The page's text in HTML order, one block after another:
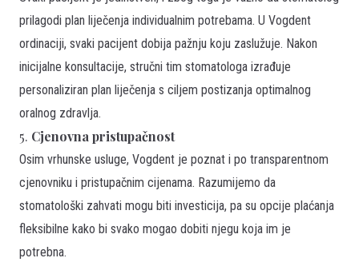
prilagodi plan liječenja individualnim potrebama. U Vogdent
ordinaciji, svaki pacijent dobija pažnju koju zaslužuje. Nakon
inicijalne konsultacije, stručni tim stomatologa izrađuje
personaliziran plan liječenja s ciljem postizanja optimalnog
oralnog zdravlja.
5. Cjenovna pristupačnost
Osim vrhunske usluge, Vogdent je poznat i po transparentnom
cjenovniku i pristupačnim cijenama. Razumijemo da
stomatološki zahvati mogu biti investicija, pa su opcije plaćanja
fleksibilne kako bi svako mogao dobiti njegu koja im je
potrebna.